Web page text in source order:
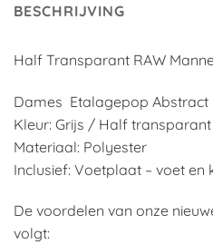
BESCHRIJVING
Half Transparant RAW
Dames Etalagepop Abstract
Kleur: Grijs / Half transparant
Materiaal: Polyester
Inclusief: Voetplaat – voet en
De voordelen van onze
volgt: